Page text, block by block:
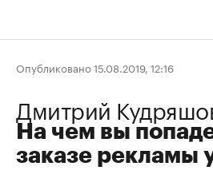
Опубликовано 15.08.2019, 12:16
Дмитрий
На чем вы
заказе рекламы